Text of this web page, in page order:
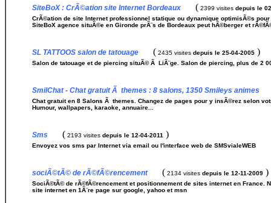
SiteBoX : CrÃ©ation site Internet Bordeaux ( 2399 visites depuis le
CrÃ©ation de site Internet professionnel statique ou dynamique optimisÃ©s
SiteBoX agence situÃ©e en Gironde prÃ¨s de Bordeaux peut hÃ©berger et
SL TATTOOS salon de tatouage ( 2435 visites depuis le 25-04-2005 )
Salon de tatouage et de piercing situÃ© Ã LiÃ¨ge. Salon de piercing, plus de 2
SmilChat - Chat gratuit Ã themes : 8 salons, 1350 Smileys animes
Chat gratuit en 8 Salons Ã themes. Changez de pages pour y insÃ©rez selon
Humour, wallpapers, karaoke, annuaire...
Sms ( 2193 visites depuis le 12-04-2011 )
Envoyez vos sms par Internet via email ou l'interface web de SMSvialeWEB
sociÃ©tÃ© de rÃ©fÃ©rencement( 2134 visites depuis le 12-11-2009 )
SociÃ©tÃ© de rÃ©fÃ©rencement et positionnement de sites internet en France.
site internet en 1Ã¨re page sur google, yahoo et msn